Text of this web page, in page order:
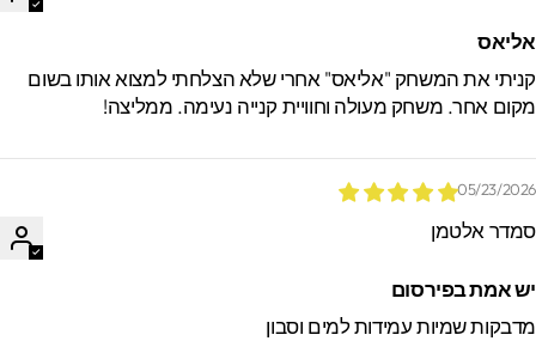
את המשחק "אליאס" אחרי שלא הצלחתי למצוא אותו בשום
אחר. משחק מעולה וחוויית קנייה נעימה. ממליצה!
05/23/
אלטמן
אמת בפירסום
שמיות עמידות למים וסבון